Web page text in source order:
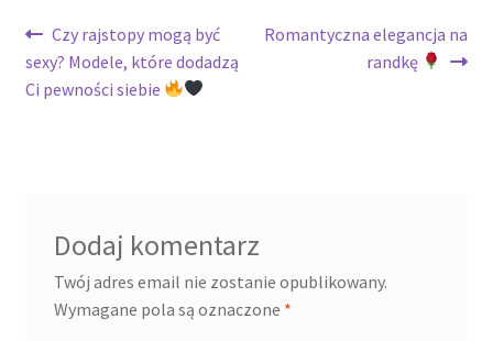
Nawigacja
wpisu
Poprzedni
wpis:
Czy rajstopy mogą być
sexy? Modele, które dodadzą
Ci pewności siebie
Następny
Romantyczna elegancja na
randkę
Dodaj komentarz
Twój adres email nie zostanie opublikowany.
Wymagane pola są oznaczone *